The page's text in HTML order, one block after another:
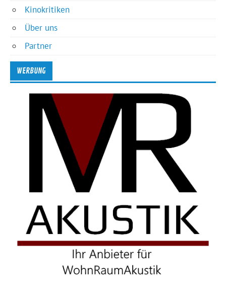
Kinokritiken
Über uns
Partner
WERBUNG